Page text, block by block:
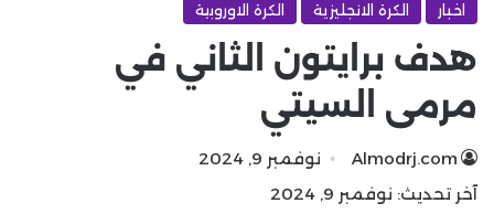
اخبار الكرة الانجليزية الكرة الاوروبية
هدف برايتون الثاني في
مرمى السيتي
Almodrj.com
نوفمبر 9, 2024
آخر تحديث: نوفمبر 9, 2024